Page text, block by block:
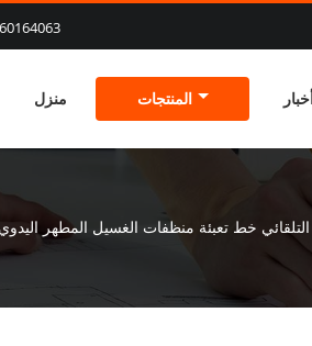
منزل المنتجات
خط تعبئة منظفات الغسيل المطهر